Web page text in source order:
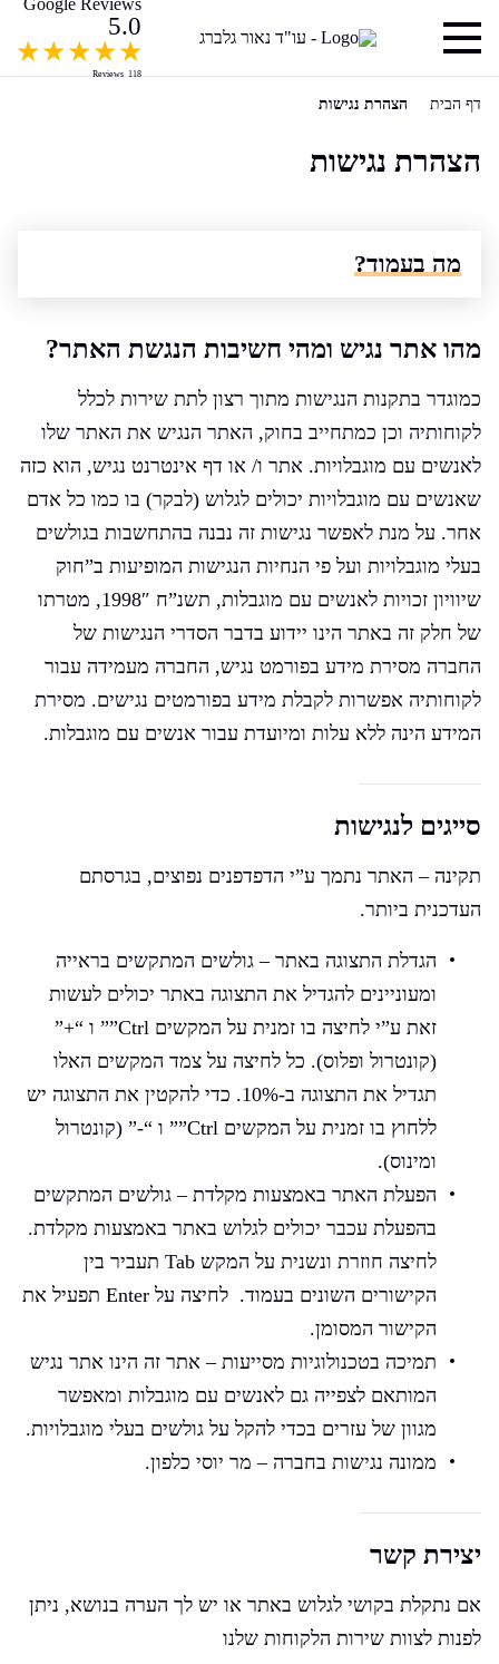
Google Reviews
5.0
118
Reviews
דף הבית הצהרת נגישות
הצהרת נגישות
מה בעמוד?
מהו אתר נגיש ומהי חשיבות הנגשת האתר?
כמוגדר בתקנות הנגישות מתוך רצון לתת שירות לכלל
לקוחותיה וכן כמתחייב בחוק, האתר הנגיש את האתר שלו
לאנשים עם מוגבלויות. אתר ו/ או דף אינטרנט נגיש, הוא כזה
שאנשים עם מוגבלויות יכולים לגלוש (לבקר) בו כמו כל אדם
אחר. על מנת לאפשר נגישות זה נבנה בהתחשבות בגולשים
בעלי מוגבלויות ועל פי הנחיות הנגישות המופיעות ב”חוק
שיוויון זכויות לאנשים עם מוגבלות, תשנ”ח 1998″, מטרתו
של חלק זה באתר הינו יידוע בדבר הסדרי הנגישות של
החברה מסירת מידע בפורמט נגיש, החברה מעמידה עבור
לקוחותיה אפשרות לקבלת מידע בפורמטים נגישים. מסירת
המידע הינה ללא עלות ומיועדת עבור אנשים עם מוגבלות.
סייגים לנגישות
תקינה – האתר נתמך ע”י הדפדפנים נפוצים, בגרסתם
העדכנית ביותר.
הגדלת התצוגה באתר – גולשים המתקשים בראייה
ומעוניינים להגדיל את התצוגה באתר יכולים לעשות
זאת ע”י לחיצה בו זמנית על המקשים Ctrl”” ו “+”
(קונטרול ופלוס). כל לחיצה על צמד המקשים האלו
תגדיל את התצוגה ב-10%. כדי להקטין את התצוגה יש
ללחוץ בו זמנית על המקשים Ctrl”” ו “-” (קונטרול
ומינוס).
הפעלת האתר באמצעות מקלדת – גולשים המתקשים
בהפעלת עכבר יכולים לגלוש באתר באמצעות מקלדת.
לחיצה חוזרת ונשנית על המקש Tab תעביר בין
הקישורים השונים בעמוד. לחיצה על Enter תפעיל את
הקישור המסומן.
תמיכה בטכנולוגיות מסייעות – אתר זה הינו אתר נגיש
המותאם לצפייה גם לאנשים עם מוגבלות ומאפשר
מגוון של עזרים בכדי להקל על גולשים בעלי מוגבלויות.
ממונה נגישות בחברה – מר יוסי כלפון.
יצירת קשר
אם נתקלת בקושי לגלוש באתר או יש לך הערה בנושא, ניתן
לפנות לצוות שירות הלקוחות שלנו